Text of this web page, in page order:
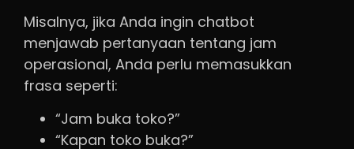
Misalnya, jika Anda ingin chatbot
menjawab pertanyaan tentang jam
operasional, Anda perlu memasukkan
frasa seperti:
“Jam buka toko?”
“Kapan toko buka?”